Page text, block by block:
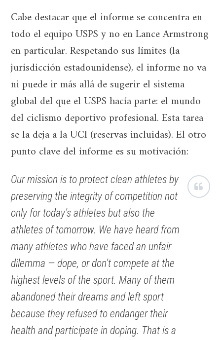
Cabe destacar que el informe se concentra en
todo el equipo USPS y no en Lance Armstrong
en particular. Respetando sus límites (la
jurisdicción estadounidense), el informe no va
ni puede ir más allá de sugerir el sistema
global del que el USPS hacía parte: el mundo
del ciclismo deportivo profesional. Esta tarea
se la deja a la UCI (reservas incluidas). El otro
punto clave del informe es su motivación:
Our mission is to protect clean athletes by
preserving the integrity of competition not
only for today’s athletes but also the
athletes of tomorrow. We have heard from
many athletes who have faced an unfair
dilemma — dope, or don’t compete at the
highest levels of the sport. Many of them
abandoned their dreams and left sport
because they refused to endanger their
health and participate in doping. That is a